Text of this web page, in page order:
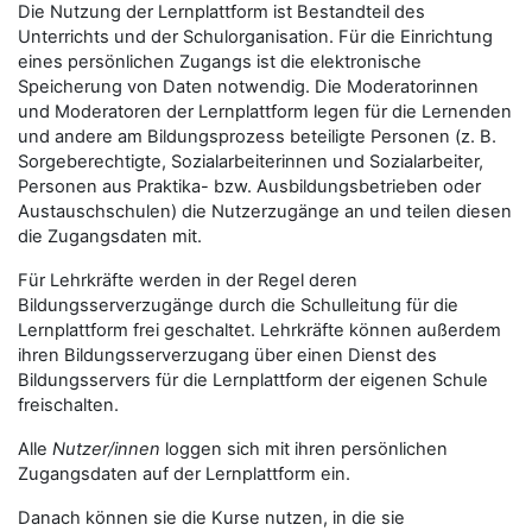
Die Nutzung der Lernplattform ist Bestandteil des
Unterrichts und der Schulorganisation. Für die Einrichtung
eines persönlichen Zugangs ist die elektronische
Speicherung von Daten notwendig. Die Moderatorinnen
und Moderatoren der Lernplattform legen für die Lernenden
und andere am Bildungsprozess beteiligte Personen (z. B.
Sorgeberechtigte, Sozialarbeiterinnen und Sozialarbeiter,
Personen aus Praktika- bzw. Ausbildungsbetrieben oder
Austauschschulen) die Nutzerzugänge an und teilen diesen
die Zugangsdaten mit.
Für Lehrkräfte werden in der Regel deren
Bildungsserverzugänge durch die Schulleitung für die
Lernplattform frei geschaltet. Lehrkräfte können außerdem
ihren Bildungsserverzugang über einen Dienst des
Bildungsservers für die Lernplattform der eigenen Schule
freischalten.
Alle Nutzer/innen loggen sich mit ihren persönlichen
Zugangsdaten auf der Lernplattform ein.
Danach können sie die Kurse nutzen, in die sie